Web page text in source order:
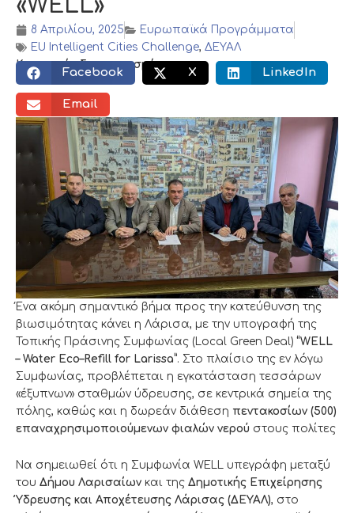
«WELL»
8 Απριλίου, 2025
Ευρωπαϊκά Προγράμματα
EU Intelligent Cities Challenge, ΔΕΥΑΛ
Κοινωνικός διαμοιρασμός:
Facebook X LinkedIn
Email
Ένα ακόμη σημαντικό βήμα προς την κατεύθυνση της
βιωσιμότητας κάνει η Λάρισα, με την υπογραφή της
Τοπικής Πράσινης Συμφωνίας (Local Green Deal)“WELL
– Water Eco–Refill for Larissa”. Στο πλαίσιο της εν λόγω
Συμφωνίας, προβλέπεται η εγκατάσταση τεσσάρων
«έξυπνων» σταθμών ύδρευσης, σε κεντρικά σημεία της
πόλης, καθώς και η δωρεάν διάθεση πεντακοσίων (500)
επαναχρησιμοποιούμενων φιαλών νερού στους πολίτες
Να σημειωθεί ότι η Συμφωνία WELL υπεγράφη μεταξύ
του Δήμου Λαρισαίων και της Δημοτικής Επιχείρησης
Ύδρευσης και Αποχέτευσης Λάρισας (ΔΕΥΑΛ), στο